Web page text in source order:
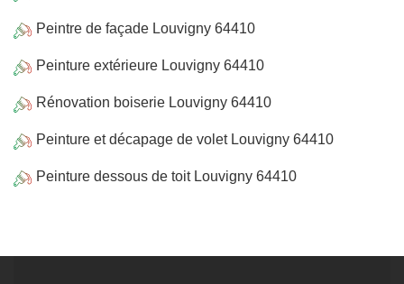
Peintre de façade Louvigny 64410
Peinture extérieure Louvigny 64410
Rénovation boiserie Louvigny 64410
Peinture et décapage de volet Louvigny 64410
Peinture dessous de toit Louvigny 64410